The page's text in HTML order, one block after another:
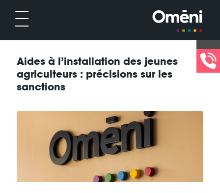
Aides à l’installation des jeunes
agriculteurs : précisions sur les
sanctions